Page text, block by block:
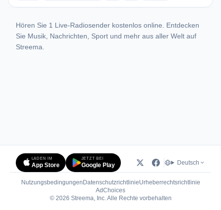
Hören Sie 1 Live-Radiosender kostenlos online. Entdecken
Sie Musik, Nachrichten, Sport und mehr aus aller Welt auf
Streema.
LADEN IM
App Store
JETZT BEI
Google Play Deutsch
Nutzungsbedingungen DatenschutzrichtlinieUrheberrechtsrichtlinie
AdChoices(öffnet in neuem Tab)
© 2026 Streema, Inc. Alle Rechte vorbehalten